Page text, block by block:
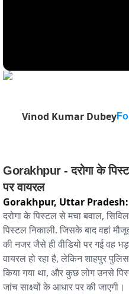
Vinod Kumar Dubey
Gorakhpur - दरोगा के
पर वायरल
Gorakhpur, Uttar Pradesh:
दरोगा के पिस्टल से मचा बवाल,
पिस्टल निकाली. जिसके बाद वहां
की नजर जैसे ही वीडियो पर गई वह
वायरल हो रहा है, लेकिन शाहपुर
किया गया था, और कुछ लोग उनसे
जांच साक्ष्यों के आधार पर की जाएगी।